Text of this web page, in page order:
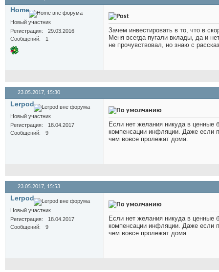
Home
Новый участник
Регистрация
29.03.2016
Сообщений
1
Зачем инвестировать в то, что в
Меня всегда пугали вклады, да и
не прочувствовал, но знаю с
23.05.2017, 15:30
Lerpod
Новый участник
Регистрация
18.04.2017
Сообщений
9
Если нет желания никуда в ценные
компенсации инфляции. Даже если
чем вовсе пролежат дома.
23.05.2017, 15:53
Lerpod
Новый участник
Регистрация
18.04.2017
Сообщений
9
Если нет желания никуда в ценные
компенсации инфляции. Даже если
чем вовсе пролежат дома.